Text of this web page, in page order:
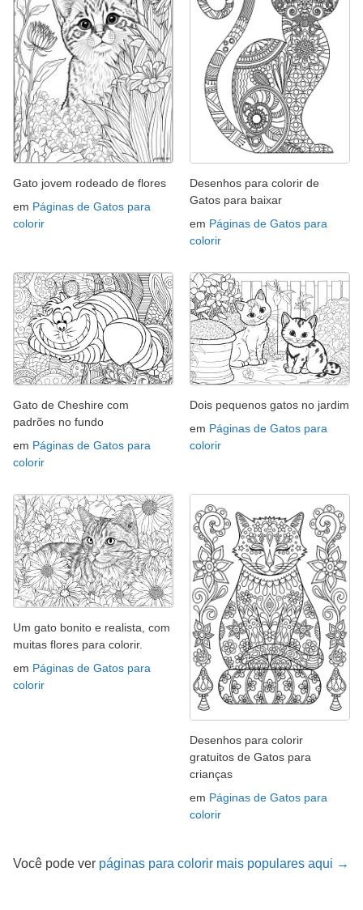
Gato jovem rodeado de flores
em Páginas de Gatos para
colorir
Desenhos para colorir de
Gatos para baixar
em Páginas de Gatos para
colorir
Gato de Cheshire com
padrões no fundo
em Páginas de Gatos para
colorir
Dois pequenos gatos no jardim
em Páginas de Gatos para
colorir
Um gato bonito e realista, com
muitas flores para colorir.
em Páginas de Gatos para
colorir
Desenhos para colorir
gratuitos de Gatos para
crianças
em Páginas de Gatos para
colorir
Você pode ver páginas para colorir mais populares aqui →